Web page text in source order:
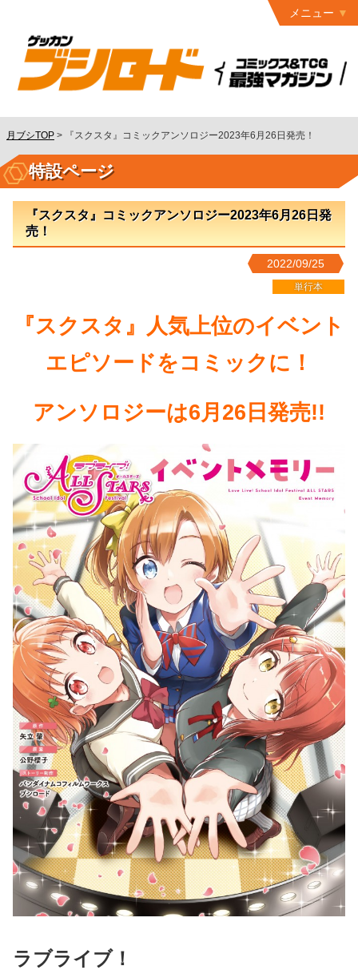
メニュー
最終号
連載作品
読者ページ
お問い合わせ
グロウル
月ブシTOP > 『スクスタ』コミックアンソロジー2023年6月26日発売！
特設ページ
『スクスタ』コミックアンソロジー2023年6月26日発
売！
2022/09/25
単行本
『スクスタ』人気上位のイベント
エピソードをコミックに！
アンソロジーは6月26日発売!!
ラブライブ！